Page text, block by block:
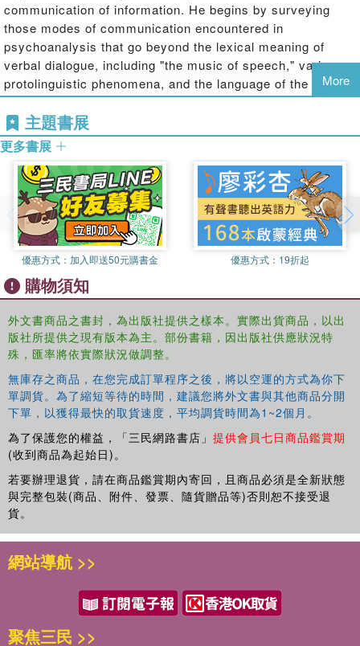
communication of information. He begins by surveying
those modes of communication encountered in
psychoanalysis that go beyond the lexical meaning of
verbal dialogue, including "the music of speech," various
protolinguistic phenomena, and the language of the body.
Then, turning to the analytic dialogue, Gedo explores the
implications of these alternative modes of communication
for psychoanalytic technique. Individual chapters focus, in
turn, on the creation of a "shared language" between
analyst and analysand, the consequences of the analytic
setting, the form in which the analyst casts particular
interventions, the curative limits of empathy, the analyst''s
affectivity and its communication to the patient, and the
semiotic significance of countertransference and
projective identification.
Gedo does not proffer semiotics as a substitute for
metapsychology. He is explicit that communicative skill is
always dependdent on somatic events within the central
nervous system. Indeed, it is because Gedo''s
current understanding of a hierarchically organized central
nervous system that his clincal observations become
insights into basic psychobiological functioning. Grounded
in Gedo''s four decades of clinical experience,The
Languages of Psychoanalysis
clinical research and conceptualization, one in which
attentiveness to issues of communication will not only
foster linkages with contemporary neuroscience, but also
clarify and enlarge the therapeutic possibilities of
psychoanalytic treatment.
More
主題書展
更多書展
優惠方式： 加入即送50元購書金 優惠方式： 19折起
購物須知
外文書商品之書封，為出版社提供之樣本。實際出貨商品，以出
版社所提供之現有版本為主。部份書籍，因出版社供應狀況特
殊，匯率將依實際狀況做調整。
無庫存之商品，在您完成訂單程序之後，將以空運的方式為你下
單調貨。為了縮短等待的時間，建議您將外文書與其他商品分開
下單，以獲得最快的取貨速度，平均調貨時間為1~2個月。
為了保護您的權益，「三民網路書店」 提供會員七日商品鑑賞期
(收到商品為起始日)。
若要辦理退貨，請在商品鑑賞期內寄回，且商品必須是全新狀態
與完整包裝(商品、附件、發票、隨貨贈品等)否則恕不接受退
貨。
網站導航 >>
聚焦三民 >>